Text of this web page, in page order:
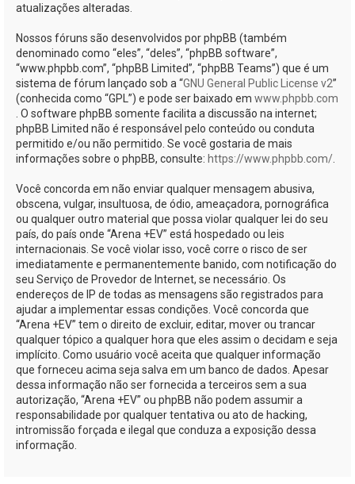
atualizações alteradas.
Nossos fóruns são desenvolvidos por phpBB (também
denominado como “eles”, “deles”, “phpBB software”,
“www.phpbb.com”, “phpBB Limited”, “phpBB Teams”) que é um
sistema de fórum lançado sob a “GNU General Public License v2”
(conhecida como “GPL”) e pode ser baixado em www.phpbb.com
. O software phpBB somente facilita a discussão na internet;
phpBB Limited não é responsável pelo conteúdo ou conduta
permitido e/ou não permitido. Se você gostaria de mais
informações sobre o phpBB, consulte: https://www.phpbb.com/
Você concorda em não enviar qualquer mensagem abusiva,
obscena, vulgar, insultuosa, de ódio, ameaçadora, pornográfica
ou qualquer outro material que possa violar qualquer lei do seu
país, do país onde “Arena +EV” está hospedado ou leis
internacionais. Se você violar isso, você corre o risco de ser
imediatamente e permanentemente banido, com notificação do
seu Serviço de Provedor de Internet, se necessário. Os
endereços de IP de todas as mensagens são registrados para
ajudar a implementar essas condições. Você concorda que
“Arena +EV” tem o direito de excluir, editar, mover ou trancar
qualquer tópico a qualquer hora que eles assim o decidam e seja
implícito. Como usuário você aceita que qualquer informação
que forneceu acima seja salva em um banco de dados. Apesar
dessa informação não ser fornecida a terceiros sem a sua
autorização, “Arena +EV” ou phpBB não podem assumir a
responsabilidade por qualquer tentativa ou ato de hacking,
intromissão forçada e ilegal que conduza a exposição dessa
informação.